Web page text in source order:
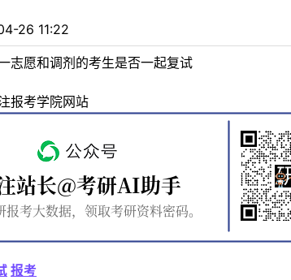
26 11:22
志愿和调剂的考生是否一起复试
报考学院网站
报考